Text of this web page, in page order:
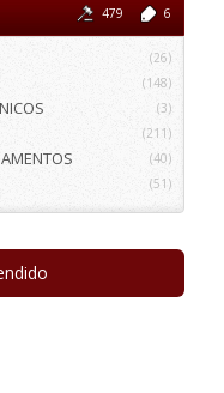
479 6
(26)
(148)
(3)
(211)
(40)
(51)